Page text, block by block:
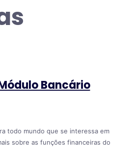
Bancário
todo mundo que se interessa em
sobre as funções financeiras do